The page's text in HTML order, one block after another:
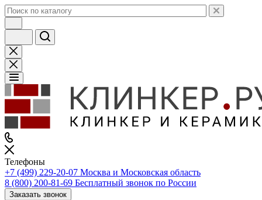
Телефоны
+7 (499) 229-20-07 Москва и Московская область
8 (800) 200-81-69 Бесплатный звонок по России
Заказать звонок